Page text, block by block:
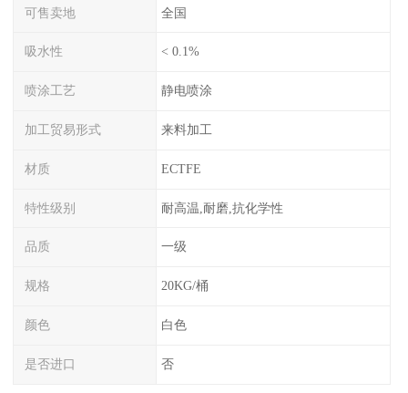
可售卖地 全国
吸水性 < 0.1%
喷涂工艺 静电喷涂
加工贸易形式 来料加工
材质 ECTFE
特性级别 耐高温,耐磨,抗化学性
品质 一级
规格 20KG/桶
颜色 白色
是否进口 否